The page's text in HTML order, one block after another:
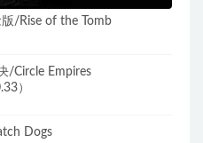
/Rise of the Tomb
/Circle Empires
）
Dogs